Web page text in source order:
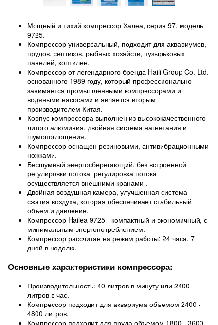
Мощный и тихий компрессор Халеа, серия 97, модель
9725.
Компрессор универсальный, подходит для аквариумов,
прудов, септиков, рыбных хозяйств, пузырьковых
панелей, коптилен.
Компрессор от легендарного бренда Haili Group Co. Ltd.
основанного 1989 году, который профессионально
занимается промышленными компрессорами и
водяными насосами и является вторым
производителем Китая.
Корпус компрессора выполнен из высококачественного
литого алюминия, двойная система нагнетания и
шумопоглощения.
Компрессор оснащен резиновыми, антивибрационными
ножками.
Бесшумный энергосберегающий, без встроенной
регулировки потока, регулировка потока
осуществляется внешними кранами .
Двойная воздушная камера, улучшенная система
сжатия воздуха, которая обеспечивает стабильный
объем и давление.
Компрессор Hailea 9725 - компактный и экономичный, с
минимальным энергопотреблением.
Компрессор рассчитан на режим работы: 24 часа, 7
дней в неделю.
Основные характеристики компрессора:
Производительность: 40 литров в минуту или 2400
литров в час.
Компрессор подходит для аквариума объемом 2400 -
4800 литров.
Компрессор подходит для пруда объемом 1800 - 3600